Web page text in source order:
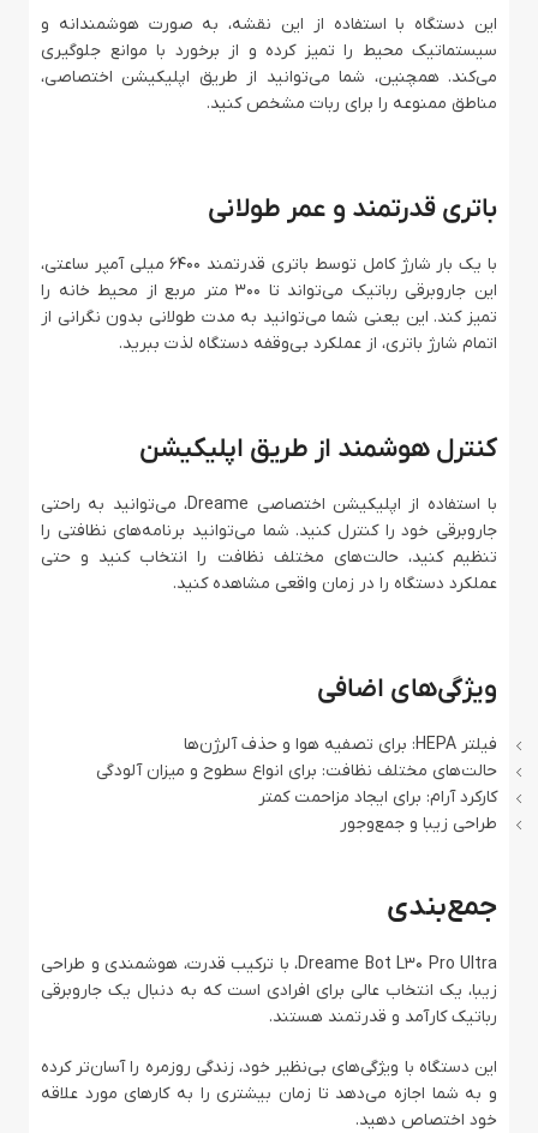
این دستگاه با استفاده از این نقشه، به صورت هوشمندانه و
سیستماتیک محیط را تمیز کرده و از برخورد با موانع جلوگیری
می‌کند. همچنین، شما می‌توانید از طریق اپلیکیشن اختصاصی،
مناطق ممنوعه را برای ربات مشخص کنید.
باتری قدرتمند و عمر طولانی
با یک بار شارژ کامل توسط باتری قدرتمند 6400 میلی آمپر ساعتی،
این جاروبرقی رباتیک می‌تواند تا 300 متر مربع از محیط خانه را
تمیز کند. این یعنی شما می‌توانید به مدت طولانی بدون نگرانی از
اتمام شارژ باتری، از عملکرد بی‌وقفه دستگاه لذت ببرید.
کنترل هوشمند از طریق اپلیکیشن
با استفاده از اپلیکیشن اختصاصی Dreame، می‌توانید به راحتی
جاروبرقی خود را کنترل کنید. شما می‌توانید برنامه‌های نظافتی را
تنظیم کنید، حالت‌های مختلف نظافت را انتخاب کنید و حتی
عملکرد دستگاه را در زمان واقعی مشاهده کنید.
ویژگی‌های اضافی
فیلتر HEPA: برای تصفیه هوا و حذف آلرژن‌ها
حالت‌های مختلف نظافت: برای انواع سطوح و میزان آلودگی
کارکرد آرام: برای ایجاد مزاحمت کمتر
طراحی زیبا و جمع‌وجور
جمع‌بندی
Dreame Bot L30 Pro Ultra، با ترکیب قدرت، هوشمندی و طراحی
زیبا، یک انتخاب عالی برای افرادی است که به دنبال یک جاروبرقی
رباتیک کارآمد و قدرتمند هستند.
این دستگاه با ویژگی‌های بی‌نظیر خود، زندگی روزمره را آسان‌تر کرده
و به شما اجازه می‌دهد تا زمان بیشتری را به کارهای مورد علاقه
خود اختصاص دهید.